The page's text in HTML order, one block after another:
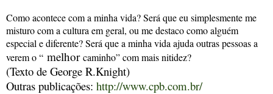
Como acontece com a minha vida? Será que eu simplesmente me
misturo com a cultura em geral, ou me destaco como alguém
especial e diferente? Será que a minha vida ajuda outras pessoas a
verem o “ melhorcaminho” com mais nitidez?
(Texto de George R.Knight)
Outras publicações: http://www.cpb.com.br/